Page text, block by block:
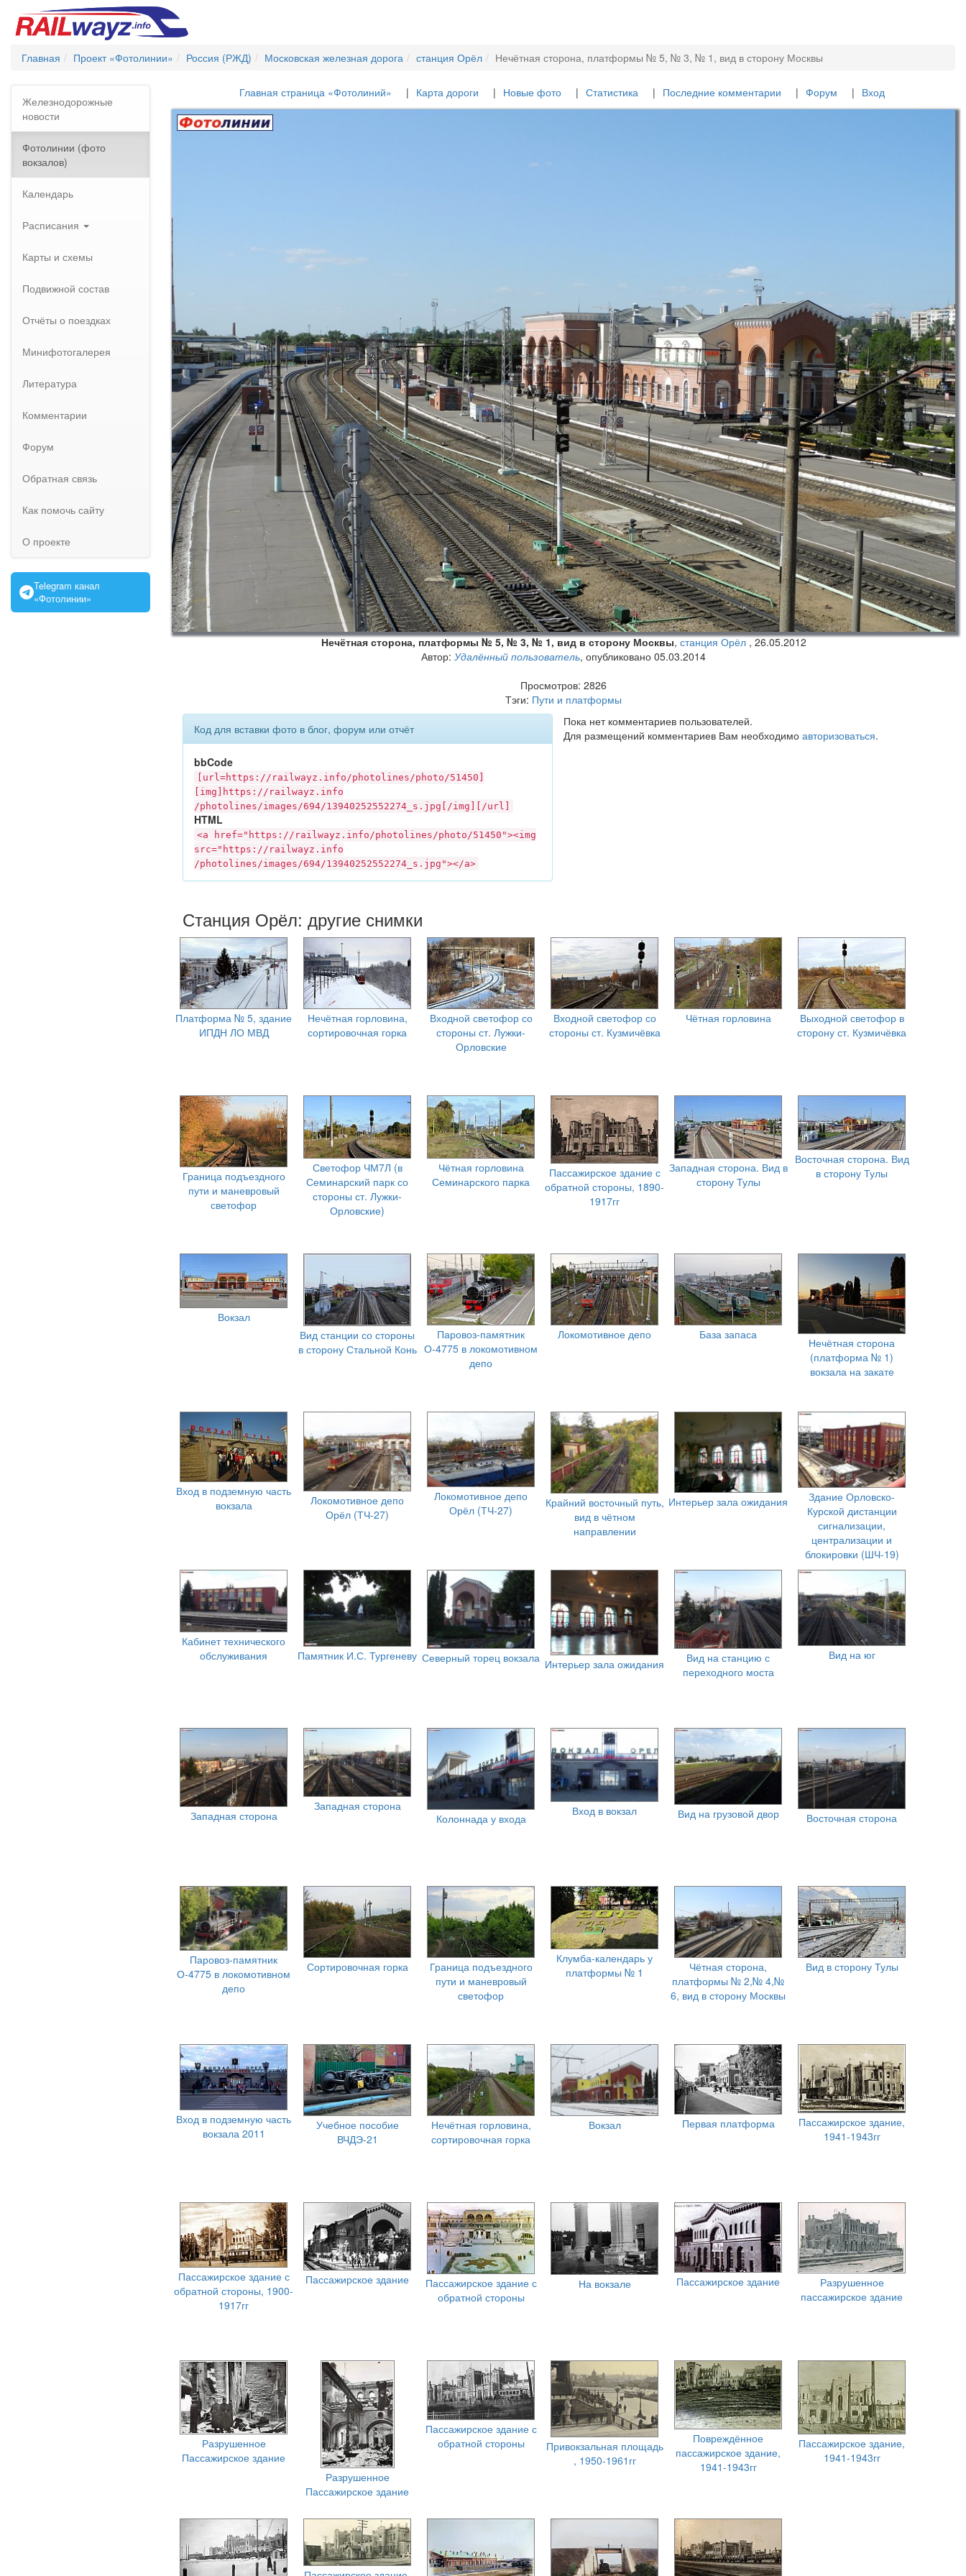
Главная Проект «Фотолинии» Россия (РЖД) Московская железная дорога станция Орёл Нечётная сторона, платформы № 5, № 3, № 1, вид в сторону Москвы
Железнодорожные
новости
Фотолинии (фото
вокзалов)
Календарь
Расписания
Карты и схемы
Подвижной состав
Отчёты о поездках
Минифотогалерея
Литература
Комментарии
Форум
Обратная связь
Как помочь сайту
О проекте
Telegram канал
«Фотолинии»
Главная страница «Фотолиний» Карта дороги Новые фото Статистика Последние комментарии Форум Вход
Нечётная сторона, платформы № 5, № 3, № 1, вид в сторону Москвы,станция Орёл ,26.05.2012
Автор: Удалённый пользователь, опубликовано 05.03.2014
Просмотров: 2826
Тэги: Пути и платформы
Код для вставки фото в блог, форум или отчёт
bbCode
[url=https:// railwayz.info /photolines/photo/51450]
[img]https:// railwayz.info
/photolines/images/694/13940252552274_s.jpg[/img][/url]
HTML
<a href="https:// railwayz.info /photolines/photo/51450"><img
src="https:// railwayz.info
/photolines/images/694/13940252552274_s.jpg"></a>
Пока нет комментариев пользователей.
Для размещений комментариев Вам необходимо авторизоваться.
Станция Орёл: другие снимки
Платформа № 5, здание
ИПДН ЛО МВД
Нечётная горловина,
сортировочная горка
Входной светофор со
стороны ст. Лужки-
Орловские
Входной светофор со
стороны ст. Кузмичёвка
Чётная горловина
Выходной светофор в
сторону ст. Кузмичёвка
Граница подъездного
пути и маневровый
светофор
Светофор ЧМ7Л (в
Семинарский парк со
стороны ст. Лужки-
Орловские)
Чётная горловина
Семинарского парка
Пассажирское здание с
обратной стороны, 1890-
1917гг
Западная сторона. Вид в
сторону Тулы
Восточная сторона. Вид
в сторону Тулы
Вокзал
Вид станции со стороны
в сторону Стальной Конь
Паровоз-памятник
О-4775 в локомотивном
депо
Локомотивное депо База запаса
Нечётная сторона
(платформа № 1)
вокзала на закате
Вход в подземную часть
вокзала
Локомотивное депо
Орёл (ТЧ-27)
Локомотивное депо
Орёл (ТЧ-27)
Крайний восточный путь,
вид в чётном
направлении
Интерьер зала ожидания
Здание Орловско-
Курской дистанции
сигнализации,
централизации и
блокировки (ШЧ-19)
Кабинет технического
обслуживания
Памятник И.С. Тургеневу Северный торец вокзала Интерьер зала ожидания
Вид на станцию с
переходного моста
Вид на юг
Западная сторона
Западная сторона
Колоннада у входа
Вход в вокзал Вид на грузовой двор Восточная сторона
Паровоз-памятник
О-4775 в локомотивном
депо
Сортировочная горка
Граница подъездного
пути и маневровый
светофор
Клумба-календарь у
платформы № 1
Чётная сторона,
платформы № 2,№ 4,№
6, вид в сторону Москвы
Вид в сторону Тулы
Вход в подземную часть
вокзала 2011
Учебное пособие
ВЧДЭ-21
Нечётная горловина,
сортировочная горка
Вокзал Первая платформа
Пассажирское здание,
1941-1943гг
Пассажирское здание с
обратной стороны, 1900-
1917гг
Пассажирское здание
Пассажирское здание с
обратной стороны
На вокзале Пассажирское здание
Разрушенное
пассажирское здание
Разрушенное
Пассажирское здание
Разрушенное
Пассажирское здание
Пассажирское здание с
обратной стороны
Привокзальная площадь
, 1950-1961гг
Повреждённое
пассажирское здание,
1941-1943гг
Пассажирское здание,
1941-1943гг